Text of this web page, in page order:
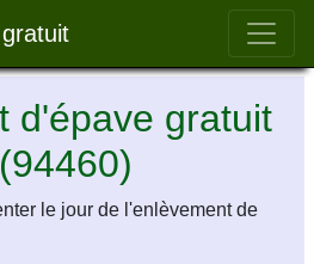
Bar
d'épave gratuit
le jour de l'enlèvement de